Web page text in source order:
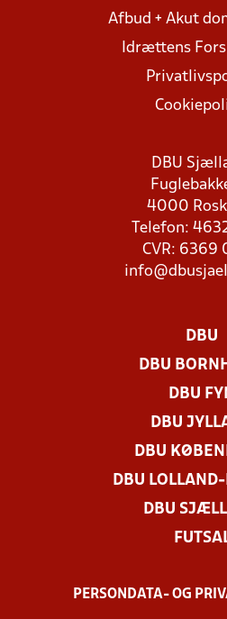
Afbud + Akut
Idrættens
DBU
4000
Telefon:
CVR: 6369
DBU
DBU
DBU
DBU
DBU
DBU
DBU
PERSONDATA- OG